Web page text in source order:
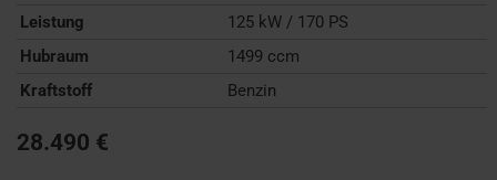
Leistung
125 kW / 170 PS
Hubraum
1499 ccm
Kraftstoff
Benzin
28.490 €